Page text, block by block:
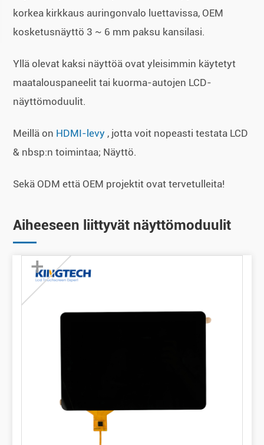
korkea kirkkaus auringonvalo luettavissa, OEM
kosketusnäyttö 3 ~ 6 mm paksu kansilasi.
Yllä olevat kaksi näyttöä ovat yleisimmin käytetyt
maatalouspaneelit tai kuorma-autojen LCD-
näyttömoduulit.
Meillä on HDMI-levy , jotta voit nopeasti testata LCD
& nbsp:n toimintaa; Näyttö.
Sekä ODM että OEM projektit ovat tervetulleita!
Aiheeseen liittyvät näyttömoduulit
+